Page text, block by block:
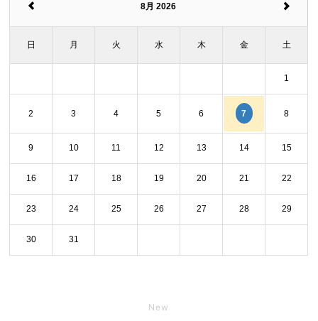
8月 2026
日 月 火 水 木 金 土
1
2 3 4 5 6 7 8
9 10 11 12 13 14 15
16 17 18 19 20 21 22
23 24 25 26 27 28 29
30 31
New